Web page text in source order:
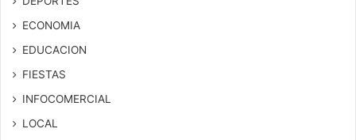
ECONOMIA
EDUCACION
FIESTAS
INFOCOMERCIAL
LOCAL